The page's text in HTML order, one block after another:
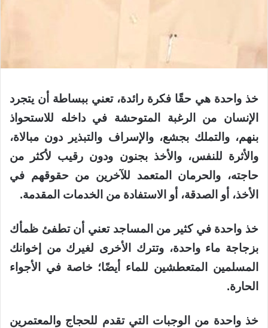
خذ واحدة هي حقًا فكرة رائدة، تعني ببساطة أن يتجرد
الإنسان من الرغبة المتوحشة في داخله للاستحواذ
بنهم، والتملك بجشع، والإسراف والتبذير دون مبالاة،
والأثرة للنفس، والأخذ بجنون ودون رقيب لأكثر من
حاجته، والحرمان المتعمد للآخرين من حقوقهم في
الأخذ، أو الصدقة، أو الاستفادة من الخدمات المقدمة.
خذ واحدة في كثير من المساجد تعني أن تطفئ ظمأك
بزجاجة ماء واحدة، وتترك الأخرى لغيرك من إخوانك
المسلمين المتعطشين للماء أيضًا؛ خاصة في الأجواء
الحارة.
خذ واحدة من الوجبات التي تقدم للحجاج والمعتمرين